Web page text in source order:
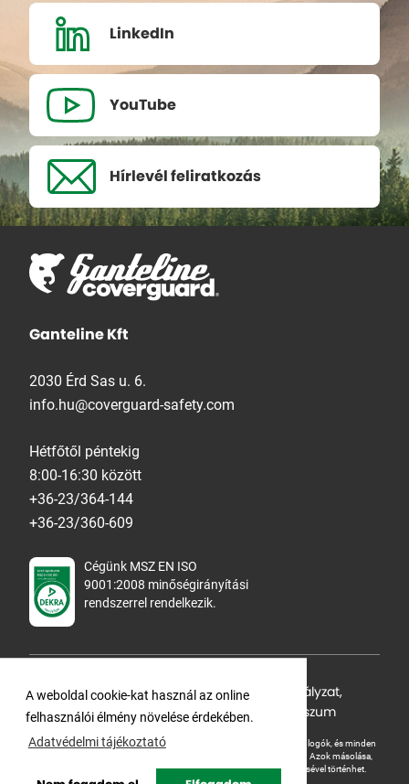
A weboldal cookie-kat használ az online
felhasználói élmény növelése érdekében.
Adatvédelmi tájékoztató
LinkedIn
YouTube
Hírlevél feliratkozás
Ganteline Kft
2030 Érd Sas u. 6.
info.hu@coverguard-safety.com
Hétfőtől péntekig
8:00-16:30 között
+36-23/364-144
+36-23/360-609
Cégünk MSZ EN ISO
9001:2008 minőségirányítási
rendszerrel rendelkezik.
Adatvédelmi tájékoztató,Cookie Szabályzat,
Felhasználási feltételek,ÁSZF Impresszum
A Ganteline Kft jelen honlapja szerzői jog által védett. A leírások, fotók, logók, és minden
Azok másolása,
üzleti célú felhasználása kizárólag a jog tulajdonosának beleegyezésével történhet.